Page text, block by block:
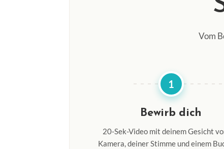
Vom
1
Bewirb dich
20-Sek-Video mit deinem Gesicht
Kamera, deiner Stimme und einem